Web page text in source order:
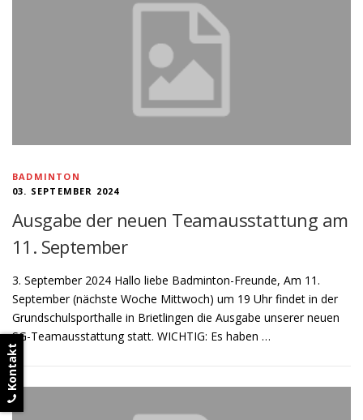
BADMINTON
03. SEPTEMBER 2024
Ausgabe der neuen Teamausstattung am
11. September
3. September 2024 Hallo liebe Badminton-Freunde, Am 11.
September (nächste Woche Mittwoch) um 19 Uhr findet in der
Grundschulsporthalle in Brietlingen die Ausgabe unserer neuen
SG-Teamausstattung statt. WICHTIG: Es haben …
Kontakt